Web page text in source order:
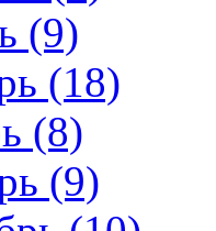
(9)
(18)
(8)
(9)